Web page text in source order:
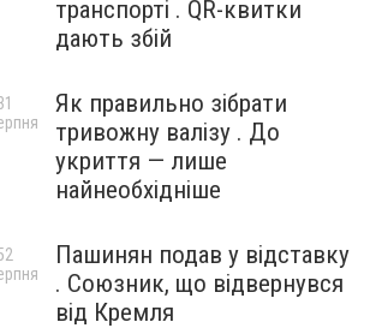
транспорті . QR-квитки
дають збій
Як правильно зібрати
тривожну валізу . До
укриття — лише
найнеобхідніше
Пашинян подав у відставку
. Союзник, що відвернувся
від Кремля